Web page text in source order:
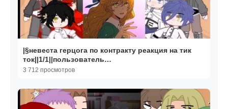
|§невеста герцога по контракту реакция на тик
ток||1/1||пользователь
SME,пожалуста,успокойтесь уже|
3 712 просмотров